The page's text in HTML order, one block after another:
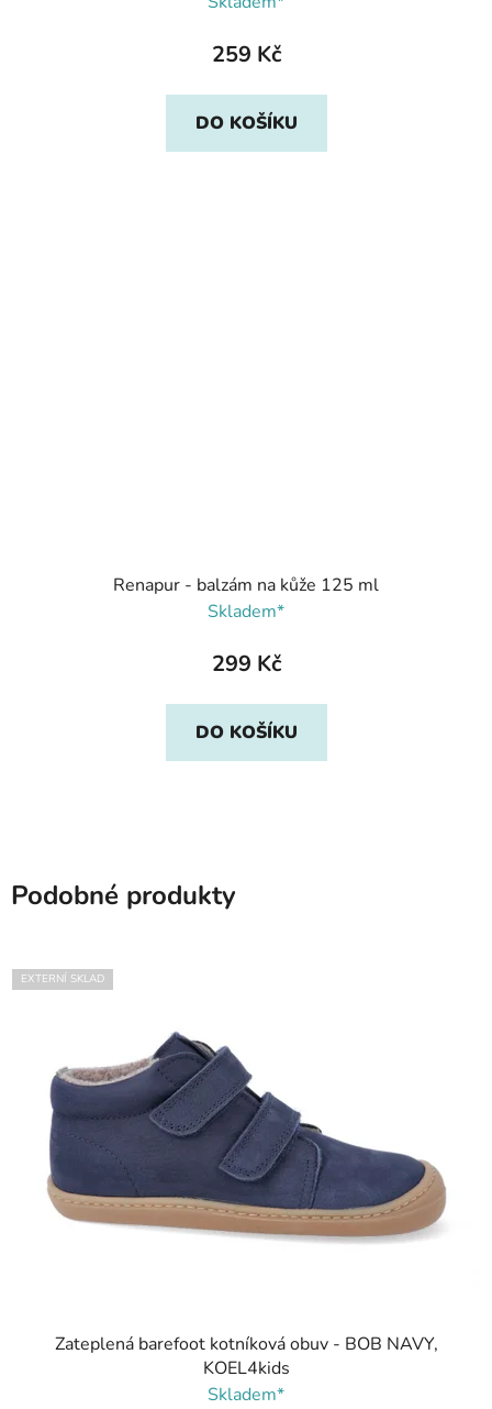
259 Kč
DO KOŠÍKU
Renapur - balzám na kůže 125 ml
Skladem*
299 Kč
DO KOŠÍKU
Podobné produkty
EXTERNÍ SKLAD
Zateplená barefoot kotníková obuv - BOB NAVY,
KOEL4kids
Skladem*